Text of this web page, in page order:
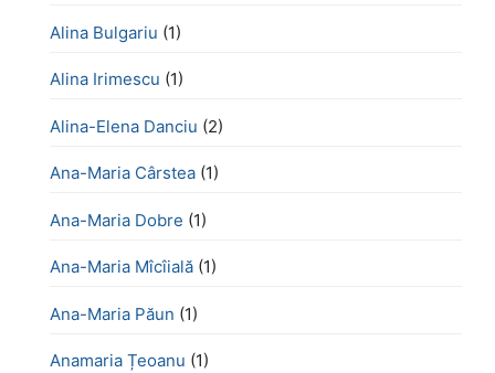
Alina Bulgariu (1)
Alina Irimescu (1)
Alina-Elena Danciu (2)
Ana-Maria Cârstea (1)
Ana-Maria Dobre (1)
Ana-Maria Mîcîială (1)
Ana-Maria Păun (1)
Anamaria Țeoanu (1)